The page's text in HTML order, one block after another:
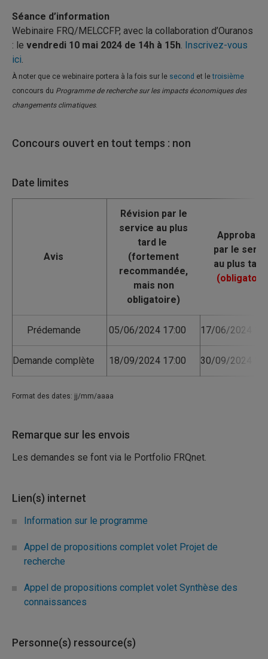
Séance d’information
Webinaire FRQ/MELCCFP, avec la collaboration d’Ouranos
: le vendredi 10 mai 2024 de 14h à 15h. Inscrivez-vous
ici.
À noter que ce webinaire portera à la fois sur le second et letroisième
concours du Programme de recherche sur les impacts économiques des
changements climatiques.
Concours ouvert en tout temps : non
Date limites
Avis
Prédemande 05/06/2024 17:00 17/06/2024
Demande complète 18/09/2024 17:00 30/09/2024
Format des dates: jj/mm/aaaa
Remarque sur les envois
Les demandes se font via le Portfolio FRQnet.
Lien(s) internet
Information sur le programme
Appel de propositions complet volet Projet de
recherche
Appel de propositions complet volet Synthèse des
connaissances
Personne(s) ressource(s)